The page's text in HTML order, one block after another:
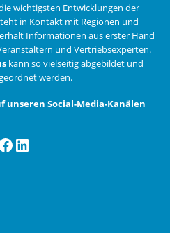
wichtigsten Entwicklungen der
in Kontakt mit Regionen und
Informationen aus erster Hand
und Vertriebsexperten.
kann so vielseitig abgebildet und
werden.
unseren Social-Media-Kanälen
LinkedIn